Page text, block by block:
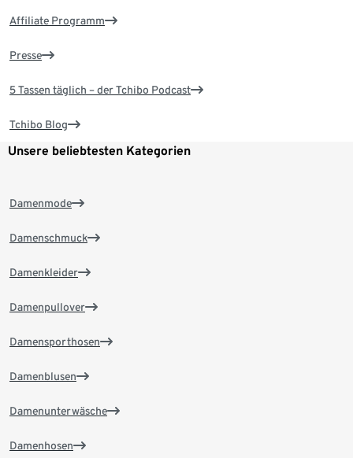
Affiliate Programm
Presse
5 Tassen täglich – der Tchibo Podcast
Tchibo Blog
Unsere beliebtesten Kategorien
Damenmode
Damenschmuck
Damenkleider
Damenpullover
Damensporthosen
Damenblusen
Damenunterwäsche
Damenhosen